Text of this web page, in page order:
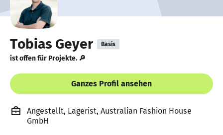
Tobias Geyer Basis
ist offen für Projekte. 🔎
Ganzes Profil ansehen
Angestellt, Lagerist, Australian Fashion House
GmbH